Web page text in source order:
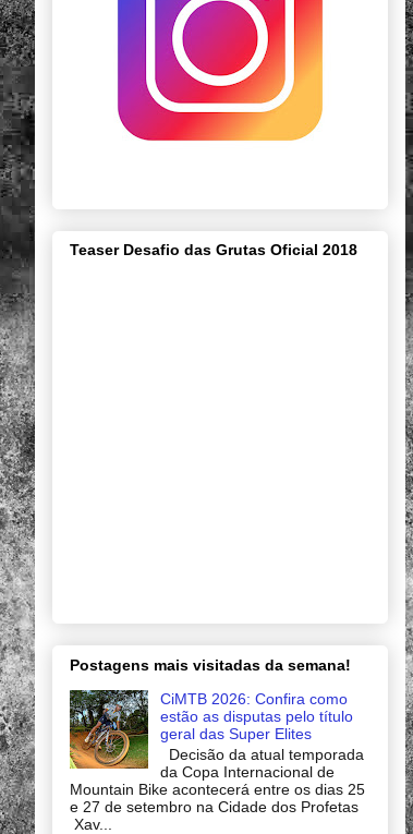
Teaser Desafio das Grutas Oficial 2018
Postagens mais visitadas da semana!
CiMTB 2026: Confira como
estão as disputas pelo título
geral das Super Elites
Decisão da atual temporada
da Copa Internacional de
Mountain Bike acontecerá entre os dias 25
e 27 de setembro na Cidade dos Profetas
Xav...